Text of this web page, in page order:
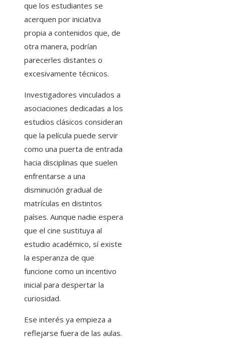
que los estudiantes se
acerquen por iniciativa
propia a contenidos que, de
otra manera, podrían
parecerles distantes o
excesivamente técnicos.
Investigadores vinculados a
asociaciones dedicadas a los
estudios clásicos consideran
que la película puede servir
como una puerta de entrada
hacia disciplinas que suelen
enfrentarse a una
disminución gradual de
matrículas en distintos
países. Aunque nadie espera
que el cine sustituya al
estudio académico, sí existe
la esperanza de que
funcione como un incentivo
inicial para despertar la
curiosidad.
Ese interés ya empieza a
reflejarse fuera de las aulas.